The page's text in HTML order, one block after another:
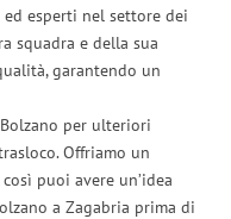
esperti nel settore dei
squadra e della sua
garantendo un
per ulteriori
Offriamo un
puoi avere un’idea
a Zagabria prima di